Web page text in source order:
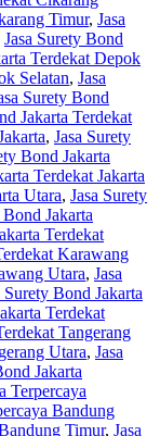
Timur, Jasa
Jasa Surety Bond
Terdekat Depok
Selatan, Jasa
Surety Bond
Jakarta Terdekat
, Jasa Surety
Bond Jakarta
Terdekat Jakarta
Utara, Jasa Surety
Jakarta
Terdekat
Karawang
Utara, Jasa
Surety Bond Jakarta
Terdekat
Tangerang
Utara, Jasa
Jakarta
Terpercaya
Bandung
Timur, Jasa